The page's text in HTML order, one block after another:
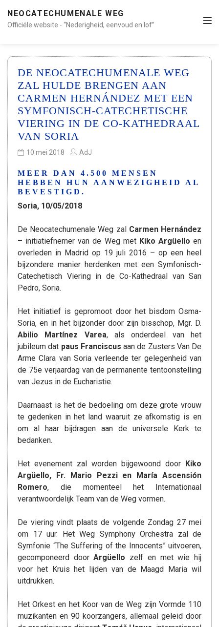
NEOCATECHUMENALE WEG
Officiële website - “Nederigheid, eenvoud en lof”
DE NEOCATECHUMENALE WEG
ZAL HULDE BRENGEN AAN
CARMEN HERNÁNDEZ MET EEN
SYMFONISCH-CATECHETISCHE
VIERING IN DE CO-KATHEDRAAL
VAN SORIA
10 mei 2018 AdJ
MEER DAN 4.500 MENSEN
HEBBEN HUN AANWEZIGHEID AL
BEVESTIGD.
Soria, 10/05/2018
De Neocatechumenale Weg zal Carmen Hernández
– initiatiefnemer van de Weg met Kiko Argüello en
overleden in Madrid op 19 juli 2016 – op een heel
bijzondere manier herdenken met een Symfonisch-
Catechetisch Viering in de Co-Kathedraal van San
Pedro, Soria.
Het initiatief is gepromoot door het bisdom Osma-
Soria, en in het bijzonder door zijn bisschop, Mgr. D.
Abilio Martínez Varea, als onderdeel van het
jubileum dat paus Franciscus aan de Zusters Van De
Arme Clara van Soria verleende ter gelegenheid van
de 75e verjaardag van de permanente tentoonstelling
van Jezus in de Eucharistie.
Daarnaast is het de bedoeling om deze grote vrouw
te gedenken in het land waaruit ze afkomstig is en
om al haar bijdragen aan de universele Kerk te
bedanken.
Het evenement zal worden bijgewoond door Kiko
Argüello, Fr. Mario Pezzi en María Ascensión
Romero, die momenteel het Internationaal
verantwoordelijk Team van de Weg vormen.
De viering vindt plaats de volgende Zondag 27 mei
om 17 uur. Het Weg Symphony Orchestra zal de
Symfonie “The Suffering of the Innocents” uitvoeren,
gecomponeerd doorArgüello zelf en met wie hij
voor het Kruis het lijden van de Maagd Maria wil
uitdrukken.
Het Orkest en het Koor van de Weg zijn Vormde 110
muzikanten en 90 koorzangers, allemaal geleid door